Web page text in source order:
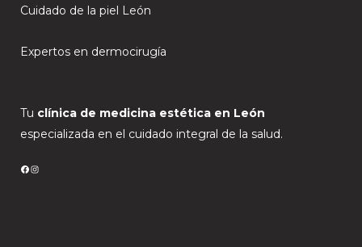
Cuidado de la piel León
Expertos en dermocirugía
Tu clínica de medicina estética en León
especializada en el cuidado integral de la salud.
FACEBOOK
INSTAGRAM